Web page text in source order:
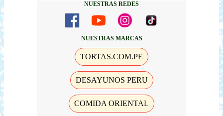
NUESTRAS REDES
NUESTRAS MARCAS
TORTAS.COM.PE
DESAYUNOS PERU
COMIDA ORIENTAL